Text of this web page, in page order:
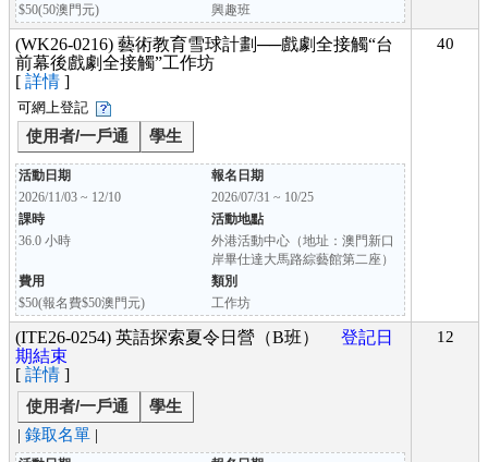
$50(50澳門元)
興趣班
(WK26-0216) 藝術教育雪球計劃──戲劇全接觸“台
前幕後戲劇全接觸”工作坊
[ 詳情 ]
可網上登記
使用者/一戶通 學生
活動日期
報名日期
2026/11/03 ~ 12/10
2026/07/31 ~ 10/25
課時
活動地點
36.0 小時
外港活動中心（地址：澳門新口
岸畢仕達大馬路綜藝館第二座）
費用
類別
$50(報名費$50澳門元)
工作坊
40
(ITE26-0254) 英語探索夏令日營（B班） 登記日
期結束
[ 詳情 ]
使用者/一戶通
學生
| 錄取名單 |
12